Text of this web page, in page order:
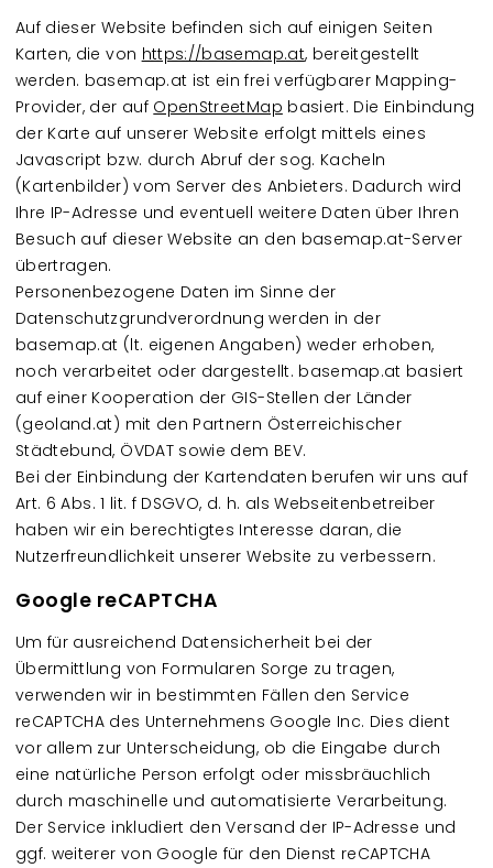
Auf dieser Website befinden sich auf einigen Seiten
Karten, die von https://basemap.at, bereitgestellt
werden. basemap.at ist ein frei verfügbarer Mapping-
Provider, der auf OpenStreetMap basiert. Die Einbindung
der Karte auf unserer Website erfolgt mittels eines
Javascript bzw. durch Abruf der sog. Kacheln
(Kartenbilder) vom Server des Anbieters. Dadurch wird
Ihre IP-Adresse und eventuell weitere Daten über Ihren
Besuch auf dieser Website an den basemap.at-Server
übertragen.
Personenbezogene Daten im Sinne der
Datenschutzgrundverordnung werden in der
basemap.at (lt. eigenen Angaben) weder erhoben,
noch verarbeitet oder dargestellt. basemap.at basiert
auf einer Kooperation der GIS-Stellen der Länder
(geoland.at) mit den Partnern Österreichischer
Städtebund, ÖVDAT sowie dem BEV.
Bei der Einbindung der Kartendaten berufen wir uns auf
Art. 6 Abs. 1 lit. f DSGVO, d. h. als Webseitenbetreiber
haben wir ein berechtigtes Interesse daran, die
Nutzerfreundlichkeit unserer Website zu verbessern.
Google reCAPTCHA
Um für ausreichend Datensicherheit bei der
Übermittlung von Formularen Sorge zu tragen,
verwenden wir in bestimmten Fällen den Service
reCAPTCHA des Unternehmens Google Inc. Dies dient
vor allem zur Unterscheidung, ob die Eingabe durch
eine natürliche Person erfolgt oder missbräuchlich
durch maschinelle und automatisierte Verarbeitung.
Der Service inkludiert den Versand der IP-Adresse und
ggf. weiterer von Google für den Dienst reCAPTCHA